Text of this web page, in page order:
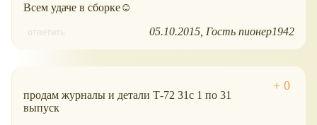
Всем удаче в сборке☺
ответить 05.10.2015 Гость пионер1942
продам журналы и детали Т-72 31с 1 по 31
выпуск